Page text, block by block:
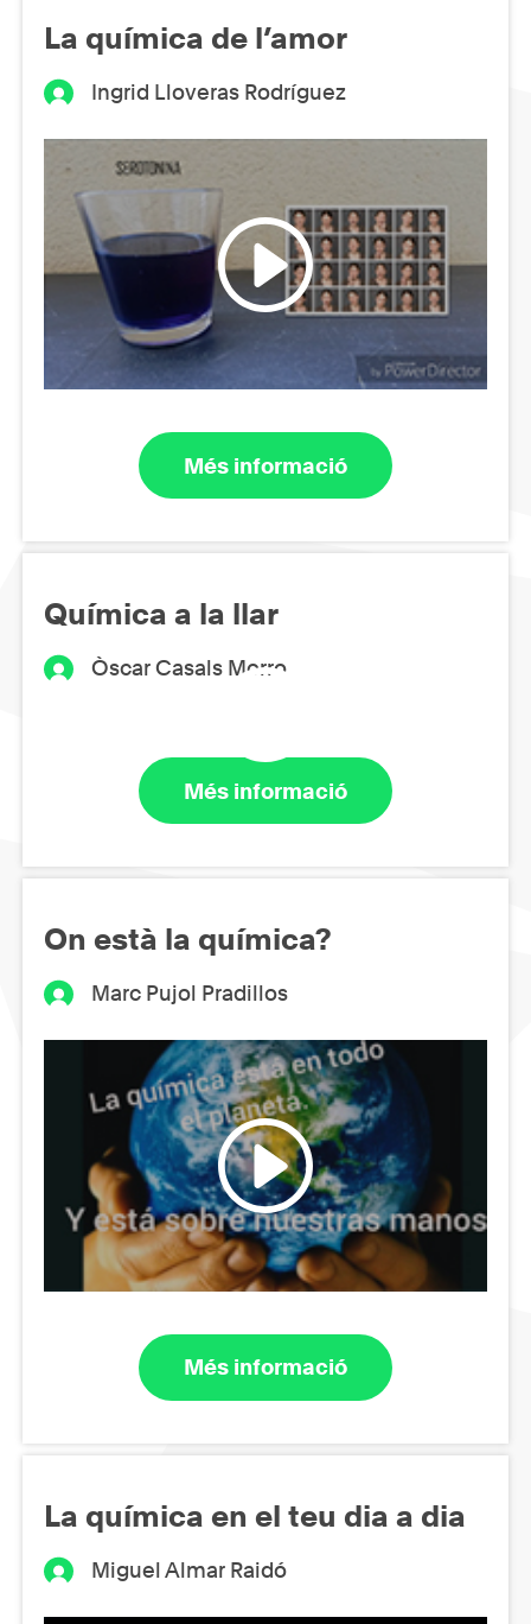
La química de l’amor
Ingrid Lloveras Rodríguez
Més informació
Química a la llar
Òscar Casals Morro
Més informació
On està la química?
Marc Pujol Pradillos
Més informació
La química en el teu dia a dia
Miguel Almar Raidó